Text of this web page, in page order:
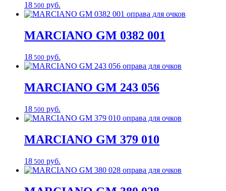
18 500 руб.
MARCIANO GM 0382 001
18 500 руб.
MARCIANO GM 243 056
18 500 руб.
MARCIANO GM 379 010
18 500 руб.